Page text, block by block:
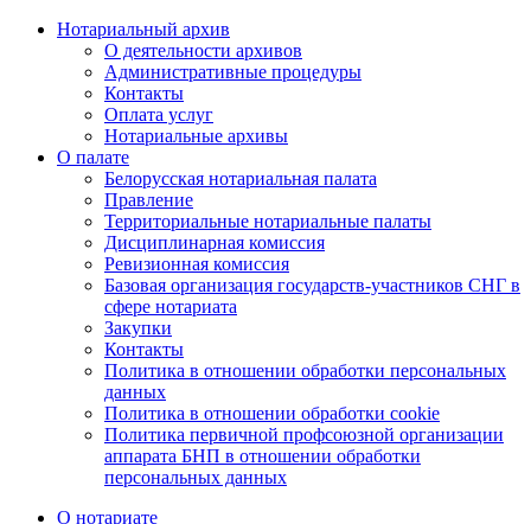
Нотариальный архив
О деятельности архивов
Административные процедуры
Контакты
Оплата услуг
Нотариальные архивы
О палате
Белорусская нотариальная палата
Правление
Территориальные нотариальные палаты
Дисциплинарная комиссия
Ревизионная комиссия
Базовая организация государств-участников СНГ в
сфере нотариата
Закупки
Контакты
Политика в отношении обработки персональных
данных
Политика в отношении обработки cookie
Политика первичной профсоюзной организации
аппарата БНП в отношении обработки
персональных данных
О нотариате